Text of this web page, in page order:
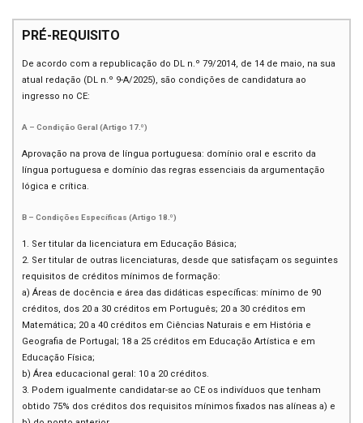
PRÉ-REQUISITO
De acordo com a republicação do DL n.º 79/2014, de 14 de maio, na sua
atual redação (DL n.º 9-A/2025), são condições de candidatura ao
ingresso no CE:
A – Condição Geral (Artigo 17.º)
Aprovação na prova de língua portuguesa: domínio oral e escrito da
língua portuguesa e domínio das regras essenciais da argumentação
lógica e crítica.
B – Condições Específicas (Artigo 18.º)
1. Ser titular da licenciatura em Educação Básica;
2. Ser titular de outras licenciaturas, desde que satisfaçam os seguintes
requisitos de créditos mínimos de formação:
a) Áreas de docência e área das didáticas específicas: mínimo de 90
créditos, dos 20 a 30 créditos em Português; 20 a 30 créditos em
Matemática; 20 a 40 créditos em Ciências Naturais e em História e
Geografia de Portugal; 18 a 25 créditos em Educação Artística e em
Educação Física;
b) Área educacional geral: 10 a 20 créditos.
3. Podem igualmente candidatar-se ao CE os indivíduos que tenham
obtido 75% dos créditos dos requisitos mínimos fixados nas alíneas a) e